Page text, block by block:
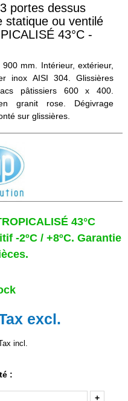
portes dessus
statique ou ventilé
43°C -
mm. Intérieur, extérieur,
inox AISI 304. Glissières
pâtissiers 600 x 400.
granit rose. Dégivrage
sur glissières.
43°C
-2ºC / +8ºC. Garantie
excl.
incl.
:
+